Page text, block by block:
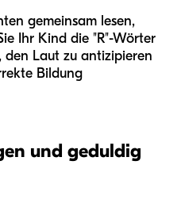
gemeinsam lesen,
Ihr Kind die "R"-Wörter
den Laut zu antizipieren
Bildung
und geduldig